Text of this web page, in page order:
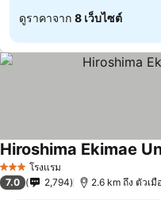
ดูราคาจาก 8 เว็บไซต์
3 ดาว โรงแรม
Hiroshima Ekimae
7.0 2,794 2.6 km ถึง ตัวเมื